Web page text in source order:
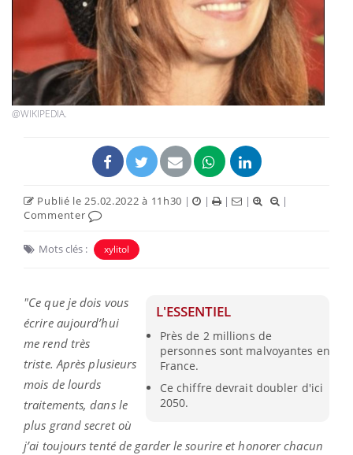
@WIKIPEDIA.
Publié le 25.02.2022 à 11h30 | | | |
|
Commenter
Mots clés : xylitol
L'ESSENTIEL
Près de 2 millions de
personnes sont malvoyantes en
France.
Ce chiffre devrait doubler d'ici
2050.
"Ce que je dois vous
écrire aujourd’hui
me rend très
triste.Après plusieurs
mois de lourds
traitements, dans le
plus grand secret où
j’ai toujours tenté de garder le sourire et honorer chacun